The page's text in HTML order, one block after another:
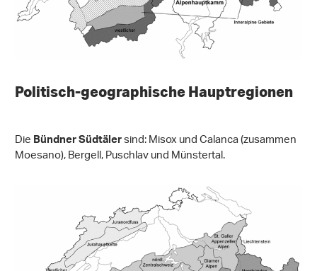
Politisch-geographische Hauptregionen
DieBündner Südtälersind: Misox und Calanca (zusammen
Moesano), Bergell, Puschlav und Münstertal.